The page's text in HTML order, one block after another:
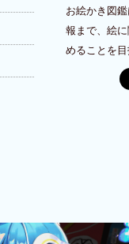
お絵かき図
報まで、絵
めることを目